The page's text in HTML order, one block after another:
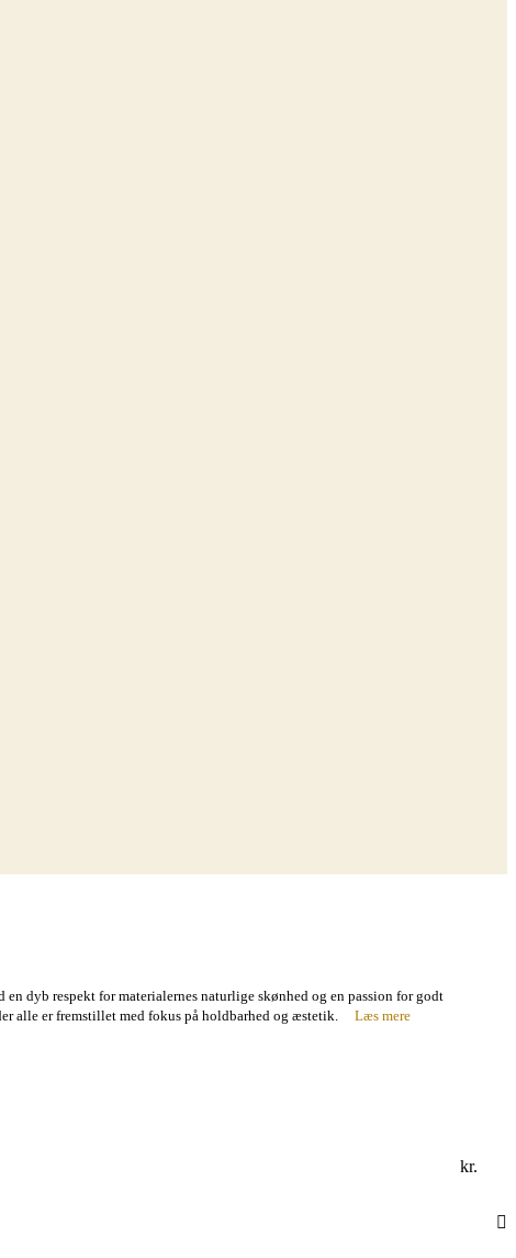
dyb respekt for materialernes naturlige skønhed og en passion for godt
alle er fremstillet med fokus på holdbarhed og æstetik.
Læs mere
kr.